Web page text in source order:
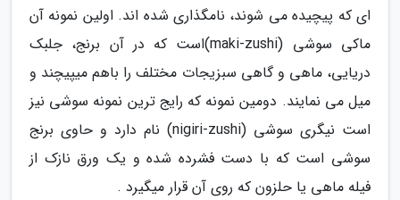
ای که پیچیده می شوند، نامگذاری شده اند. اولین نمونه آن
ماکی سوشی (maki-zushi)است که در آن برنج، جلبک
دریایی، ماهی و گاهی سبزیجات مختلف را باهم میپیچند و
میل می نمایند. دومین نمونه که رایج ترین نمونه سوشی نیز
است نیگری سوشی (nigiri-zushi) نام دارد و حاوی برنج
سوشی است که با دست فشرده شده و یک ورق نازک از
فیله ماهی یا حلزون که روی آن قرار میگیرد .